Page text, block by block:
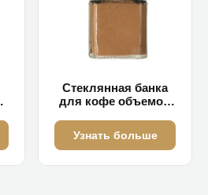
Стеклянная банка
для кофе объемом
Узнать больше